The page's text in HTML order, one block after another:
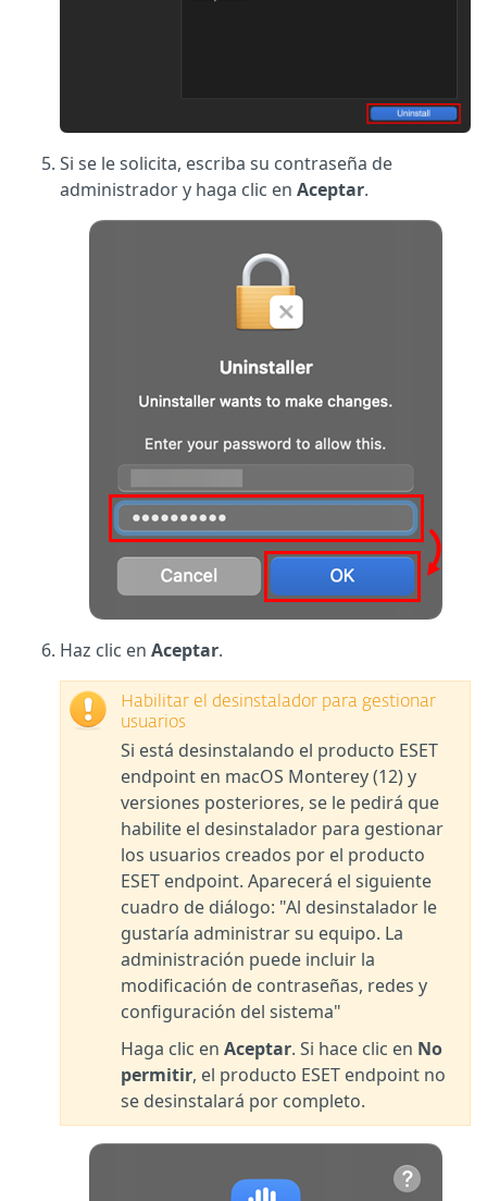
Si se le solicita, escriba su contraseña de
administrador y haga clic en Aceptar.
Haz clic en Aceptar.
Habilitar el desinstalador para gestionar
usuarios
Si está desinstalando el producto ESET
endpoint en macOS Monterey (12) y
versiones posteriores, se le pedirá que
habilite el desinstalador para gestionar
los usuarios creados por el producto
ESET endpoint. Aparecerá el siguiente
cuadro de diálogo: "Al desinstalador le
gustaría administrar su equipo. La
administración puede incluir la
modificación de contraseñas, redes y
configuración del sistema"
Haga clic en Aceptar. Si hace clic en No
permitir, el producto ESET endpoint no
se desinstalará por completo.